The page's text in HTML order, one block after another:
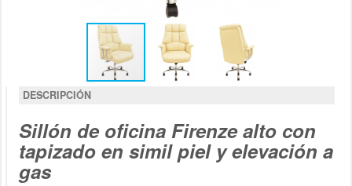
DESCRIPCIÓN
Sillón de oficina Firenze alto con
tapizado en simil piel y elevación a
gas